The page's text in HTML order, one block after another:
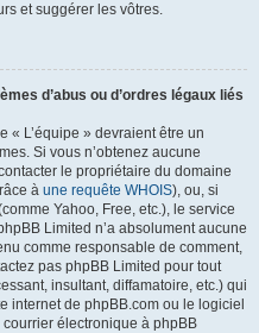
et suggérer les vôtres.
d’abus ou d’ordres légaux liés
« L’équipe » devraient être un
Si vous n’obtenez aucune
le propriétaire du domaine
à une requête WHOIS), ou, si
Yahoo, Free, etc.), le service
Limited n’a absolument aucune
comme responsable de comment,
pas phpBB Limited pour tout
insultant, diffamatoire, etc.) qui
internet de phpBB.com ou le logiciel
électronique à phpBB